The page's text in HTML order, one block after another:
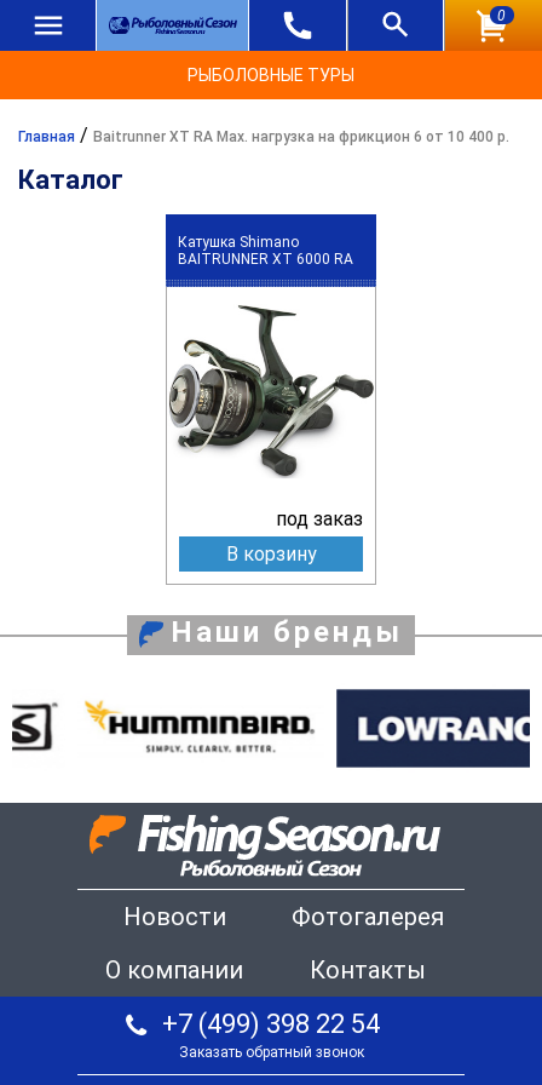
0
РЫБОЛОВНЫЕ ТУРЫ
Главная / Baitrunner XT RA Max. нагрузка на фрикцион 6 от 10 400 р.
Каталог
Катушка Shimano
BAITRUNNER XT 6000 RA
под заказ
В корзину
Наши бренды
Новости
Фотогалерея
О компании
Контакты
+7 (499) 398 22 54
Заказать обратный звонок